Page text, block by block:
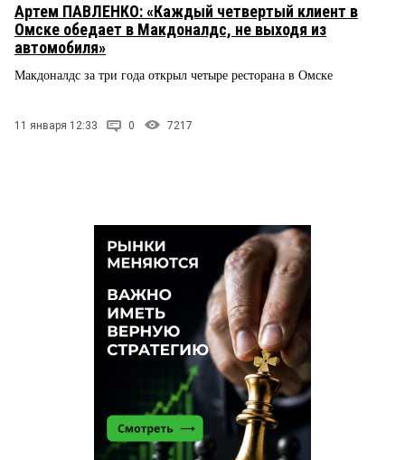
Артем ПАВЛЕНКО: «Каждый четвертый клиент в
Омске обедает в Макдоналдс, не выходя из
автомобиля»
Макдоналдс за три года открыл четыре ресторана в Омске
11 января 12:33 0 7217